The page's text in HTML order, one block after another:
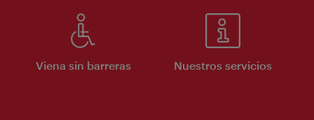
Viena sin barreras Nuestros servicios